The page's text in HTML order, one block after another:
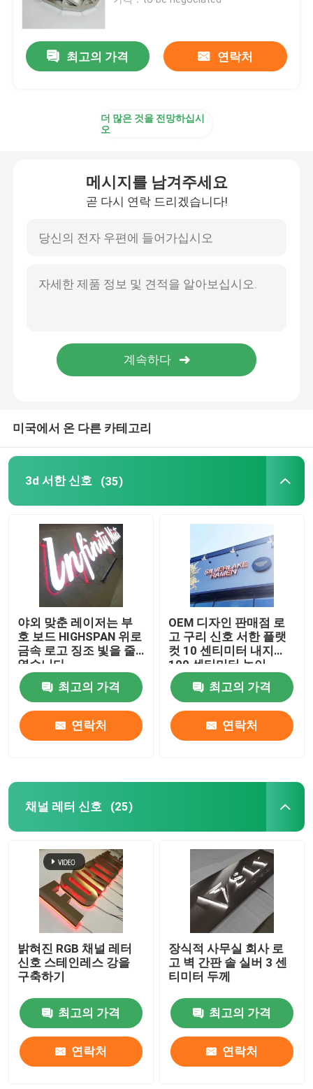
주도하는 네온 사인
레스토랑 부호 보드
라이트 박스 신호
차양 서한 신호
최고의 가격 연락처
더 많은 것을 전망하십시
오
메시지를 남겨주세요
곧 다시 연락 드리겠습니다!
미국에서 온 다른 카테고리
3d 서한 신호 (35)
야외 맞춘 레이저는 부
호 보드 HIGHSPAN 위로
금속 로고 징조 빛을 줄
였습니다
최고의 가격
연락처
OEM 디자인 판매점 로
고 구리 신호 서한 플랫
컷 10 센티미터 내지
100 센티미터 높이
최고의 가격
연락처
채널 레터 신호 (25)
밝혀진 RGB 채널 레터
신호 스테인레스 강을
구축하기
최고의 가격
연락처
장식적 사무실 회사 로
고 벽 간판 솔 실버 3 센
티미터 두께
최고의 가격
연락처